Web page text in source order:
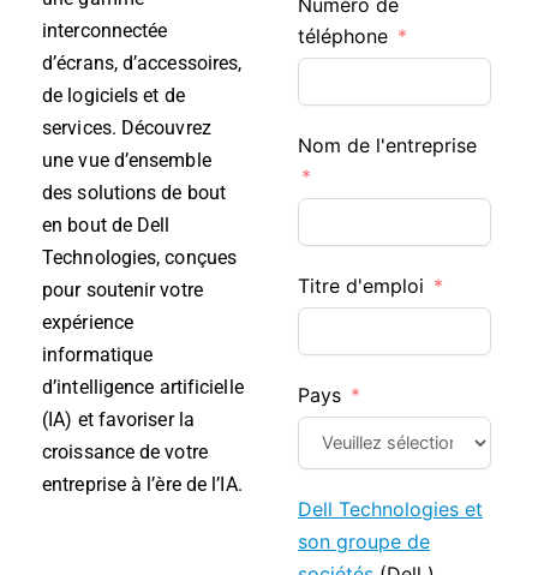
interconnectée
d’écrans, d’accessoires,
de logiciels et de
services. Découvrez
une vue d’ensemble
des solutions de bout
en bout de Dell
Technologies, conçues
pour soutenir votre
expérience
informatique
d’intelligence artificielle
(IA) et favoriser la
croissance de votre
entreprise à l’ère de l’IA.
Numéro de
téléphone
Nom de l'entreprise
Titre d'emploi
Pays
Dell Technologies et
son groupe de